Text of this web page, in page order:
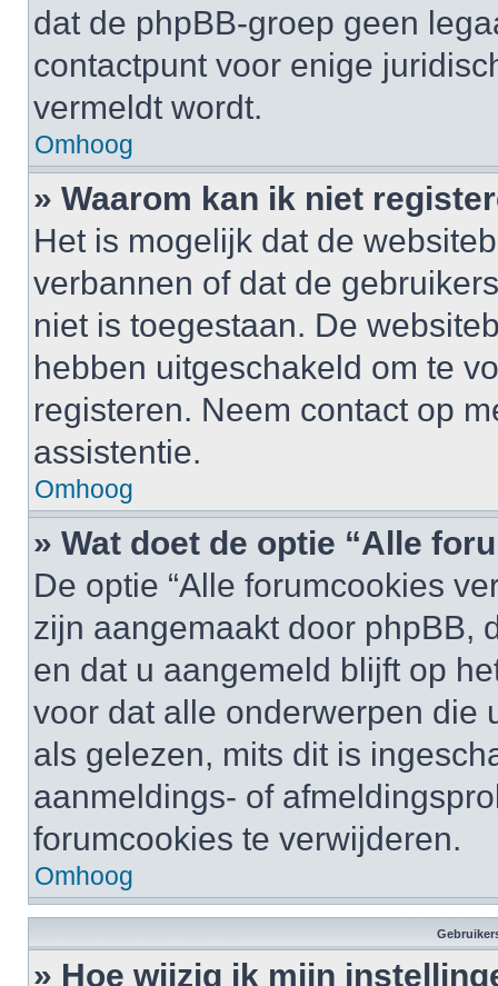
dat de phpBB-groep geen
contactpunt voor enige
vermeldt wordt.
Omhoog
» Waarom kan ik niet
Het is mogelijk dat de
verbannen of dat de
niet is toegestaan. De
hebben uitgeschakeld om te
registeren. Neem contact op
assistentie.
Omhoog
» Wat doet de optie “Alle
De optie “Alle forumcookies
zijn aangemaakt door phpBB,
en dat u aangemeld blijft op
voor dat alle onderwerpen die
als gelezen, mits dit is
aanmeldings- of
forumcookies te verwijderen.
Omhoog
» Hoe wijzig ik mijn